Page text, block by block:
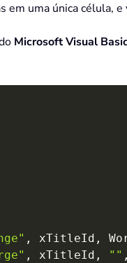
uma única célula,
Microsoft Visual
, xTitleId ,
, xTitleId , "" ,